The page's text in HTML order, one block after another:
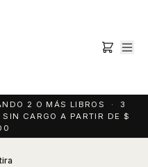
2 O MÁS LIBROS · 3
CARGO A PARTIR DE $